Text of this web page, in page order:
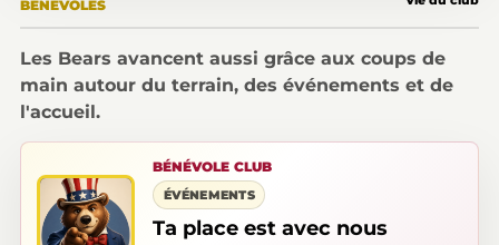
BÉNÉVOLES
Les Bears avancent aussi grâce aux coups de
main autour du terrain, des événements et de
l'accueil.
BÉNÉVOLE CLUB
ÉVÉNEMENTS
Ta place est avec nous